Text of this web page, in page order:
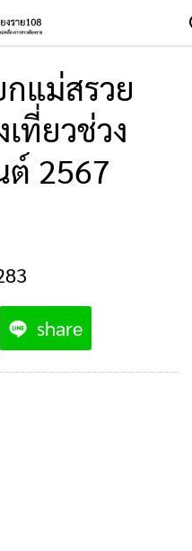
แม่สรวย
ที่ยวช่วง
ต์ 2567
share